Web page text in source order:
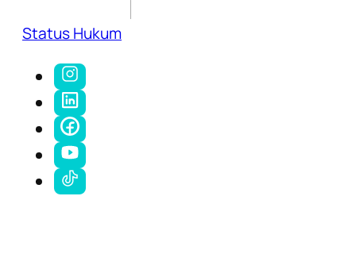
Status Hukum